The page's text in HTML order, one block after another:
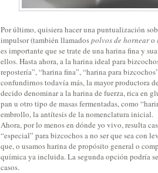
Por último, quisiera hacer una puntualización
impulsor (también llamadospolvos de hornearo
es importante que se trate de una harina fina y
ellos. Hasta ahora, a la harina ideal para
repostería”, “harina fina”, “harina para
confundirnos todavía más, la mayor productora
decido denominar a la harina de fuerza, rica en
pan u otro tipo de masas fermentadas, como
embrollo, la antítesis de la nomenclatura inicial.
Ahora, por lo menos en dónde yo vivo, resulta
“especial” para bizcochos a no ser que sea con
que, o usamos harina de propósito general o
química ya incluida. La segunda opción podría
casos.